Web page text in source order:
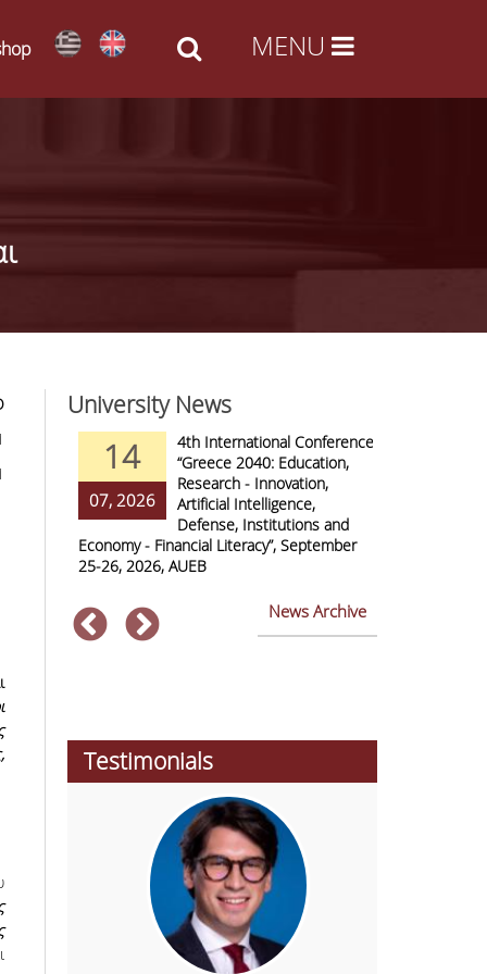
University News
Arts -
14
07, 2026
4th International Conference
“Greece 2040: Education,
Research - Innovation,
Artificial Intelligence,
Defense, Institutions and
Economy - Financial Literacy”, September
25-26, 2026, AUEB
News Archive
Testimonials